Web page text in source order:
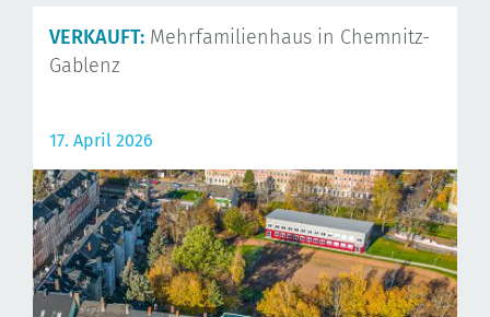
VERKAUFT: Mehrfamilienhaus in Chemnitz-
Gablenz
17. April 2026